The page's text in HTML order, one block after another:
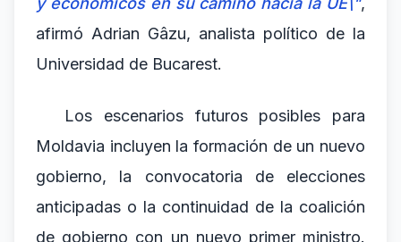
afirmó Adrian Gâzu, analista político de la
Universidad de Bucarest.
Los escenarios futuros posibles para
Moldavia incluyen la formación de un nuevo
gobierno, la convocatoria de elecciones
anticipadas o la continuidad de la coalición
de gobierno con un nuevo primer ministro.